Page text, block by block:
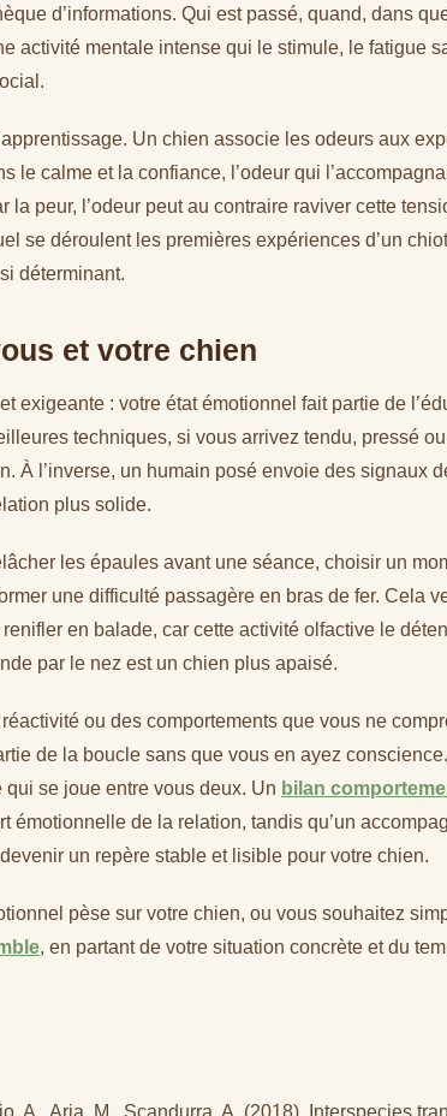
d’informations. Qui est passé, quand, dans
activité mentale intense qui le stimule, le fatigue
Un chien associe les odeurs aux
le calme et la confiance, l’odeur qui
peur, l’odeur peut au contraire raviver cette
se déroulent les premières expériences d’un
déterminant.
et votre chien
exigeante : votre état émotionnel fait partie de
techniques, si vous arrivez tendu, pressé
À l’inverse, un humain posé envoie des signaux
plus solide.
les épaules avant une séance, choisir un
une difficulté passagère en bras de fer. Cela
en balade, car cette activité olfactive le
par le nez est un chien plus apaisé.
ou des comportements que vous ne
de la boucle sans que vous en ayez
se joue entre vous deux. Un bilan
émotionnelle de la relation, tandis qu’un
un repère stable et lisible pour votre chien.
pèse sur votre chien, ou vous souhaitez
, en partant de votre situation concrète et du
A., Aria, M., Scandurra, A. (2018). Interspecies